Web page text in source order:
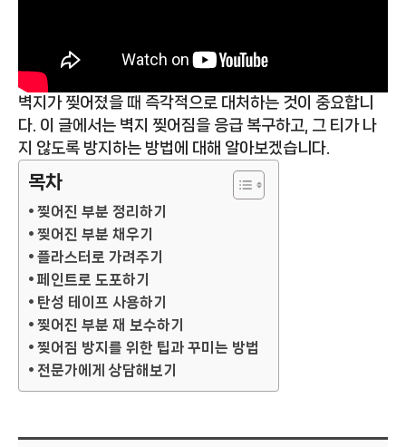
벽지가 찢어졌을 때 즉각적으로 대처하는 것이 중요합니
다. 이 글에서는 벽지 찢어짐을 응급 복구하고, 그 티가 나
지 않도록 방지하는 방법에 대해 알아보겠습니다.
목차
찢어진 부분 정리하기
찢어진 부분 채우기
플라스터로 가려주기
페인트로 도포하기
탄성 테이프 사용하기
찢어진 부분 재 보수하기
찢어짐 방지를 위한 팁과 꾸미는 방법
전문가에게 상담해보기